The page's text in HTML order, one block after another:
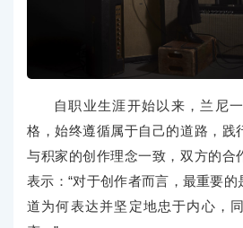
自职业生涯开始以来，兰尼
格，始终遵循属于自己的道路，践
与积家的创作理念一致，双方的合
表示：“对于创作者而言，最重要
道为何表达并坚定地忠于内心，